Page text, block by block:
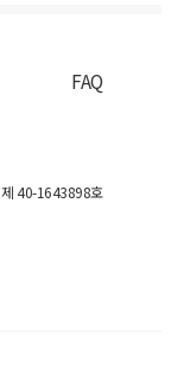
FAQ
제 40-1643898호